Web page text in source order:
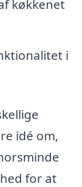
køkkenet
i
idé om,
for at